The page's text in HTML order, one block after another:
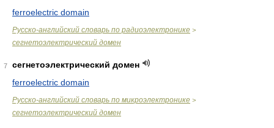
ferroelectric domain
Русско-английский словарь по радиоэлектронике >
сегнетоэлектрический домен
7
сегнетоэлектрический домен
ferroelectric domain
Русско-английский словарь по микроэлектронике >
сегнетоэлектрический домен